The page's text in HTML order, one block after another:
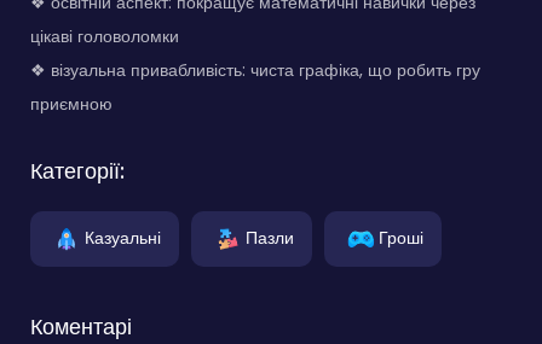
цікаві головоломки
❖ візуальна привабливість: чиста графіка, що робить гру
приємною
Категорії:
Казуальні Пазли Гроші
Коментарі